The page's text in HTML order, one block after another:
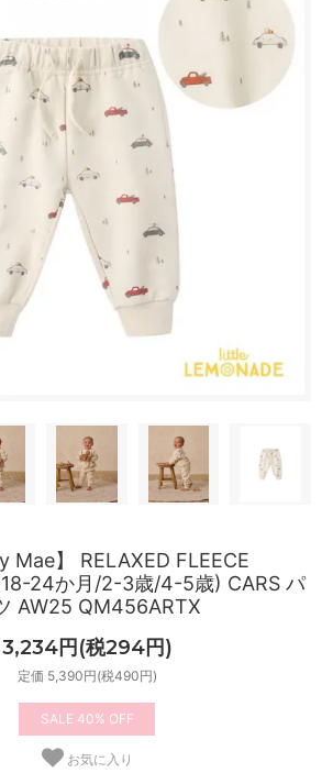
Mae】 RELAXED FLEECE
24か月/2-3歳/4-5歳) CARS パ
AW25 QM456ARTX
3,234円(税294円)
定価 5,390円(税490円)
40%
お気に入り